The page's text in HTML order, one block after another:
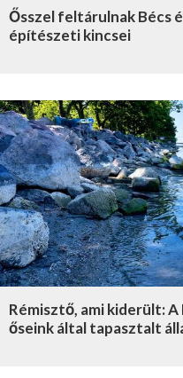
Ősszel feltárulnak Bécs
építészeti kincsei
Rémisztő, ami kiderült:
őseink által tapasztalt